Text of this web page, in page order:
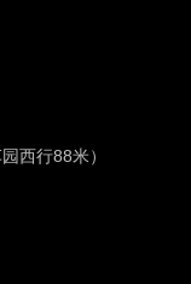
西行88米）